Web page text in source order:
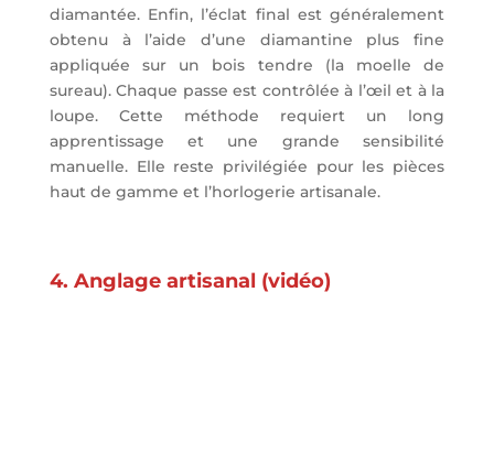
diamantée. Enfin, l’éclat final est généralement
obtenu à l’aide d’une diamantine plus fine
appliquée sur un bois tendre (la moelle de
sureau). Chaque passe est contrôlée à l’œil et à la
loupe. Cette méthode requiert un long
apprentissage et une grande sensibilité
manuelle. Elle reste privilégiée pour les pièces
haut de gamme et l’horlogerie artisanale.
4. Anglage artisanal (vidéo)